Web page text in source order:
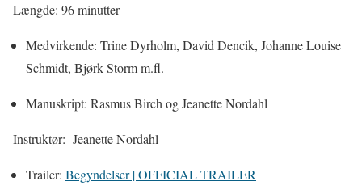
Længde: 96 minutter
Medvirkende: Trine Dyrholm, David Dencik, Johanne Louise
Schmidt, Bjørk Storm m.fl.
Manuskript: Rasmus Birch og Jeanette Nordahl
Instruktør: Jeanette Nordahl
Trailer: Begyndelser | OFFICIAL TRAILER